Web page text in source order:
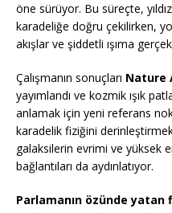
öne sürüyor. Bu süreçte,
karadeliğe doğru çekilirken,
akışlar ve şiddetli ışıma
Çalışmanın sonuçları Nature
yayımlandı ve kozmik ışık
anlamak için yeni referans
karadelik fiziğini
galaksilerin evrimi ve yüksek
bağlantıları da aydınlatıyor.
Parlamanın özünde yatan